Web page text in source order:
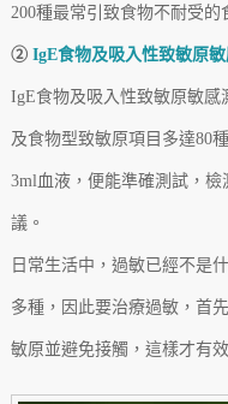
200種最常引致食物不耐受的
② IgE食物及吸入性致敏原
IgE食物及吸入性致敏原敏感
及食物型致敏原項目多達80
3ml血液，便能準確測試，
議。
日常生活中，過敏已經不是
多種，因此要治療過敏，首
敏原並避免接觸，這樣才有